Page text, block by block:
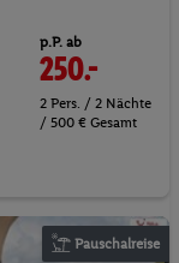
p.P. ab
250.-
2 Pers. / 2 Nächte
/ 500 € Gesamt
Pauschalreise